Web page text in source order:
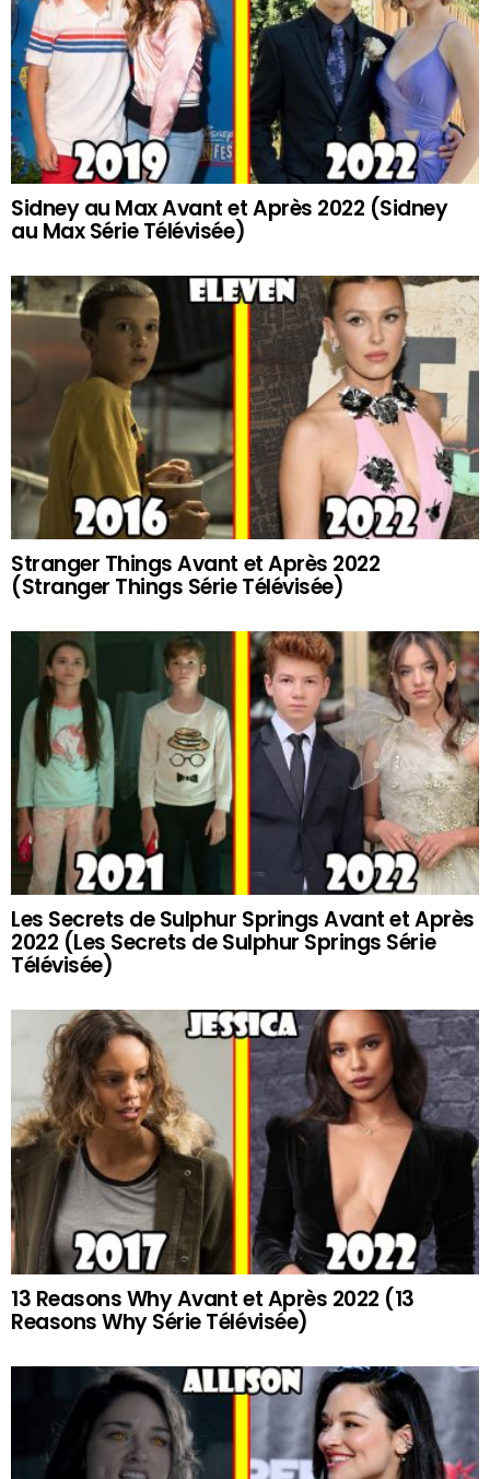
Sidney au Max Avant et Après 2022 (Sidney
au Max Série Télévisée)
Stranger Things Avant et Après 2022
(Stranger Things Série Télévisée)
Les Secrets de Sulphur Springs Avant et Après
2022 (Les Secrets de Sulphur Springs Série
Télévisée)
13 Reasons Why Avant et Après 2022 (13
Reasons Why Série Télévisée)